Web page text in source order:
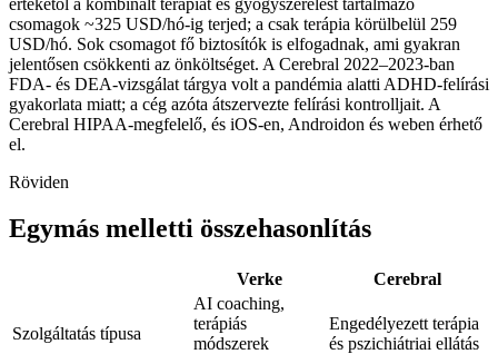
csomagok ~325 USD/hó-ig terjed; a csak terápia körülbelül 259
USD/hó. Sok csomagot fő biztosítók is elfogadnak, ami gyakran
jelentősen csökkenti az önköltséget. A Cerebral 2022–2023-ban
FDA- és DEA-vizsgálat tárgya volt a pandémia alatti ADHD-felírási
gyakorlata miatt; a cég azóta átszervezte felírási kontrolljait. A
Cerebral HIPAA-megfelelő, és iOS-en, Androidon és weben érhető
el.
Röviden
Egymás melletti összehasonlítás
Verke Cerebral
Szolgáltatás típusa
AI coaching,
terápiás
módszerek
Engedélyezett terápia
és pszichiátriai ellátás